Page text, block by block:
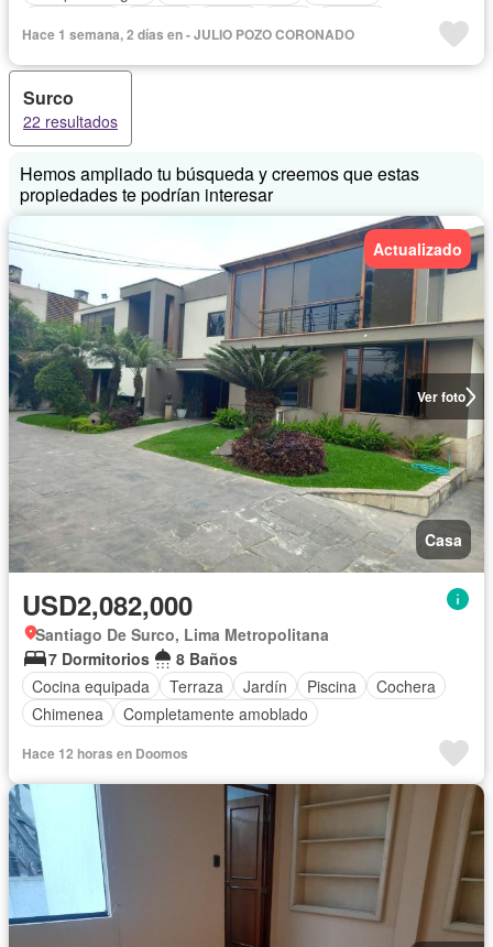
Vista panorámica
Wifi Sin amoblar
Hace 1 semana, 2 días en - JULIO POZO CORONADO
Surco
22 resultados
Hemos ampliado tu búsqueda y creemos que estas
propiedades te podrían interesar
Ver foto
Actualizado
Casa
USD2,082,000
Santiago De Surco, Lima Metropolitana
7 Dormitorios
8 Baños
Cocina equipada
Terraza Jardín Piscina
Cochera
Chimenea
Completamente amoblado
Hace 12 horas en Doomos